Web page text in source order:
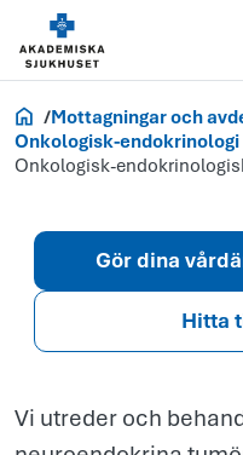
Akademiska.se
Mottagningar och
Onkologisk-endokrinologi
Onkologisk-
Gör dina
Hitta
Vi utreder och